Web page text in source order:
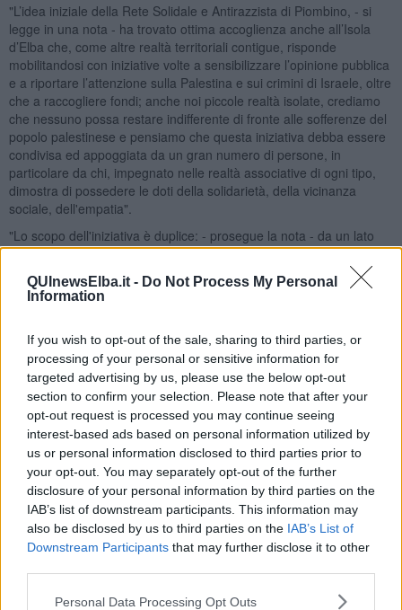
QUInewsElba.it - Do Not Process My Personal
Information
If you wish to opt-out of the sale, sharing to third parties, or
processing of your personal or sensitive information for
targeted advertising by us, please use the below opt-out
section to confirm your selection. Please note that after your
opt-out request is processed you may continue seeing
interest-based ads based on personal information utilized by
us or personal information disclosed to third parties prior to
your opt-out. You may separately opt-out of the further
disclosure of your personal information by third parties on the
IAB’s list of downstream participants. This information may
also be disclosed by us to third parties on the IAB’s List of
Downstream Participants that may further disclose it to other
Personal Data Processing Opt Outs
"L’idea iniziale della Rete Solidale e Antirazzista di Piombino, - si
legge in una nota - ha trovato ottima accoglienza anche all’Isola
d’Elba che, come altre realtà territoriali contigue, risponde
mobilitandosi con iniziative volte a sensibilizzare l’opinione pubblica
e a riportare l’attenzione sulla Palestina e sui crimini di Israele, oltre
che a raccogliere fondi; anche noi piccole realtà isolate, crediamo
che nessuno possa restare indifferente di fronte alle sofferenze del
popolo palestinese e pensiamo che questa iniziativa debba essere
condivisa ed appoggiata da un gran numero di persone, in
particolare da chi, impegnato nelle realtà associative di ogni tipo,
dimostra di possedere le doti della solidarietà, della vicinanza
sociale, dell'empatia".
"Lo scopo dell'iniziativa è duplice: - prosegue la nota - da un lato
informare e sensibilizzare la popolazione sul genocidio in corso a
accampamenti fatiscenti e sono soggetti a bombardamenti e ad
ogni genere di vessazioni e privazioni, in particolare alimentari e
unaraccolta fondi per la ricostruzione dell'ospedale di Al-
Awda già bombardato dall'esercito israeliano".
“Mobilitarsi – affermano i volontari piombinesi – offre l’opportunità
bellissima e fondamentale di creare e rafforzare connessioni sul
territorio e con il territorio. Perchè non basta più partire per Gaza,
occorre costruire qui una marea continua, capace di attraversare il
tempo, di abitare le istituzioni e le piazze, di tenere aperta una
ferita che il potere vorrebbe normalizzare. Vogliamo anche creare
l’opportunità di guardarci negli occhi e riconoscerci con la stessa
convinzione che un mondo più giusto sia possibile. Perché è
insieme che si cambia il sistema.”
L'iniziativa è promossa da Elba4Gaza e da un gruppo eterogeneo
ed informale di persone edorganizzazioni ed ha il patrocinio del
Comune di Portoferraio.